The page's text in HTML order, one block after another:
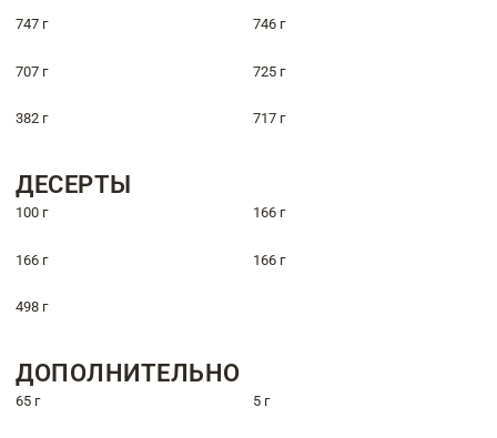
747 г 746 г
707 г 725 г
382 г 717 г
ДЕСЕРТЫ
100 г 166 г
166 г 166 г
498 г
ДОПОЛНИТЕЛЬНО
65 г 5 г